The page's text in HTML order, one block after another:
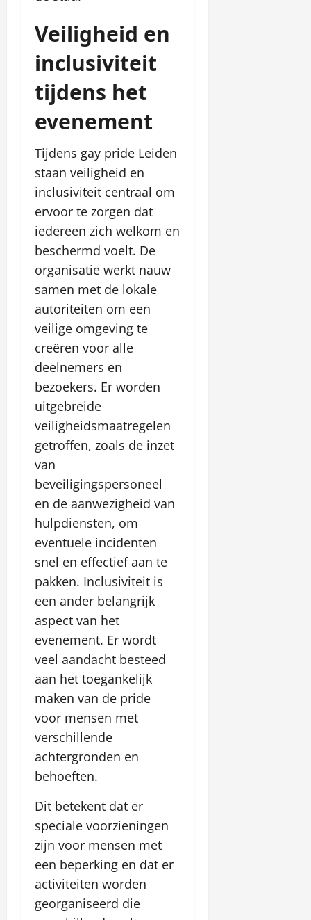
Veiligheid en
inclusiviteit
tijdens het
evenement
Tijdens gay pride Leiden
staan veiligheid en
inclusiviteit centraal om
ervoor te zorgen dat
iedereen zich welkom en
beschermd voelt. De
organisatie werkt nauw
samen met de lokale
autoriteiten om een
veilige omgeving te
creëren voor alle
deelnemers en
bezoekers. Er worden
uitgebreide
veiligheidsmaatregelen
getroffen, zoals de inzet
van
beveiligingspersoneel
en de aanwezigheid van
hulpdiensten, om
eventuele incidenten
snel en effectief aan te
pakken. Inclusiviteit is
een ander belangrijk
aspect van het
evenement. Er wordt
veel aandacht besteed
aan het toegankelijk
maken van de pride
voor mensen met
verschillende
achtergronden en
behoeften.
Dit betekent dat er
speciale voorzieningen
zijn voor mensen met
een beperking en dat er
activiteiten worden
georganiseerd die